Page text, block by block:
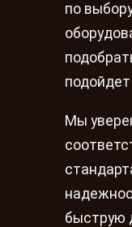
по
Мы
быструю